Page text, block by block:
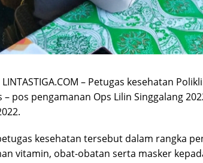
LINTASTIGA.COM – Petugas kesehatan
– pos pengamanan Ops Lilin Singgalang
kesehatan tersebut dalam rangka
vitamin, obat-obatan serta masker